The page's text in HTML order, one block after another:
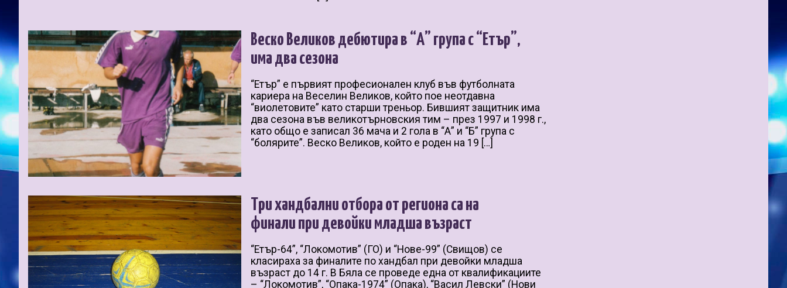
Веско Великов дебютира в “А” група с “Етър”,
има два сезона
“Етър” е първият професионален клуб във футболната
кариера на Веселин Великов, който пое неотдавна
“виолетовите” като старши треньор. Бившият защитник има
два сезона във великотърновския тим – през 1997 и 1998 г.,
като общо е записал 36 мача и 2 гола в “А” и “Б” група с
“болярите”. Веско Великов, който е роден на 19 […]
Три хандбални отбора от региона са на
финали при девойки младша възраст
“Етър-64”, “Локомотив” (ГО) и “Нове-99” (Свищов) се
класираха за финалите по хандбал при девойки младша
възраст до 14 г. В Бяла се проведе една от квалификациите
– “Локомотив”, “Опака-1974” (Опака), “Васил Левски” (Нови